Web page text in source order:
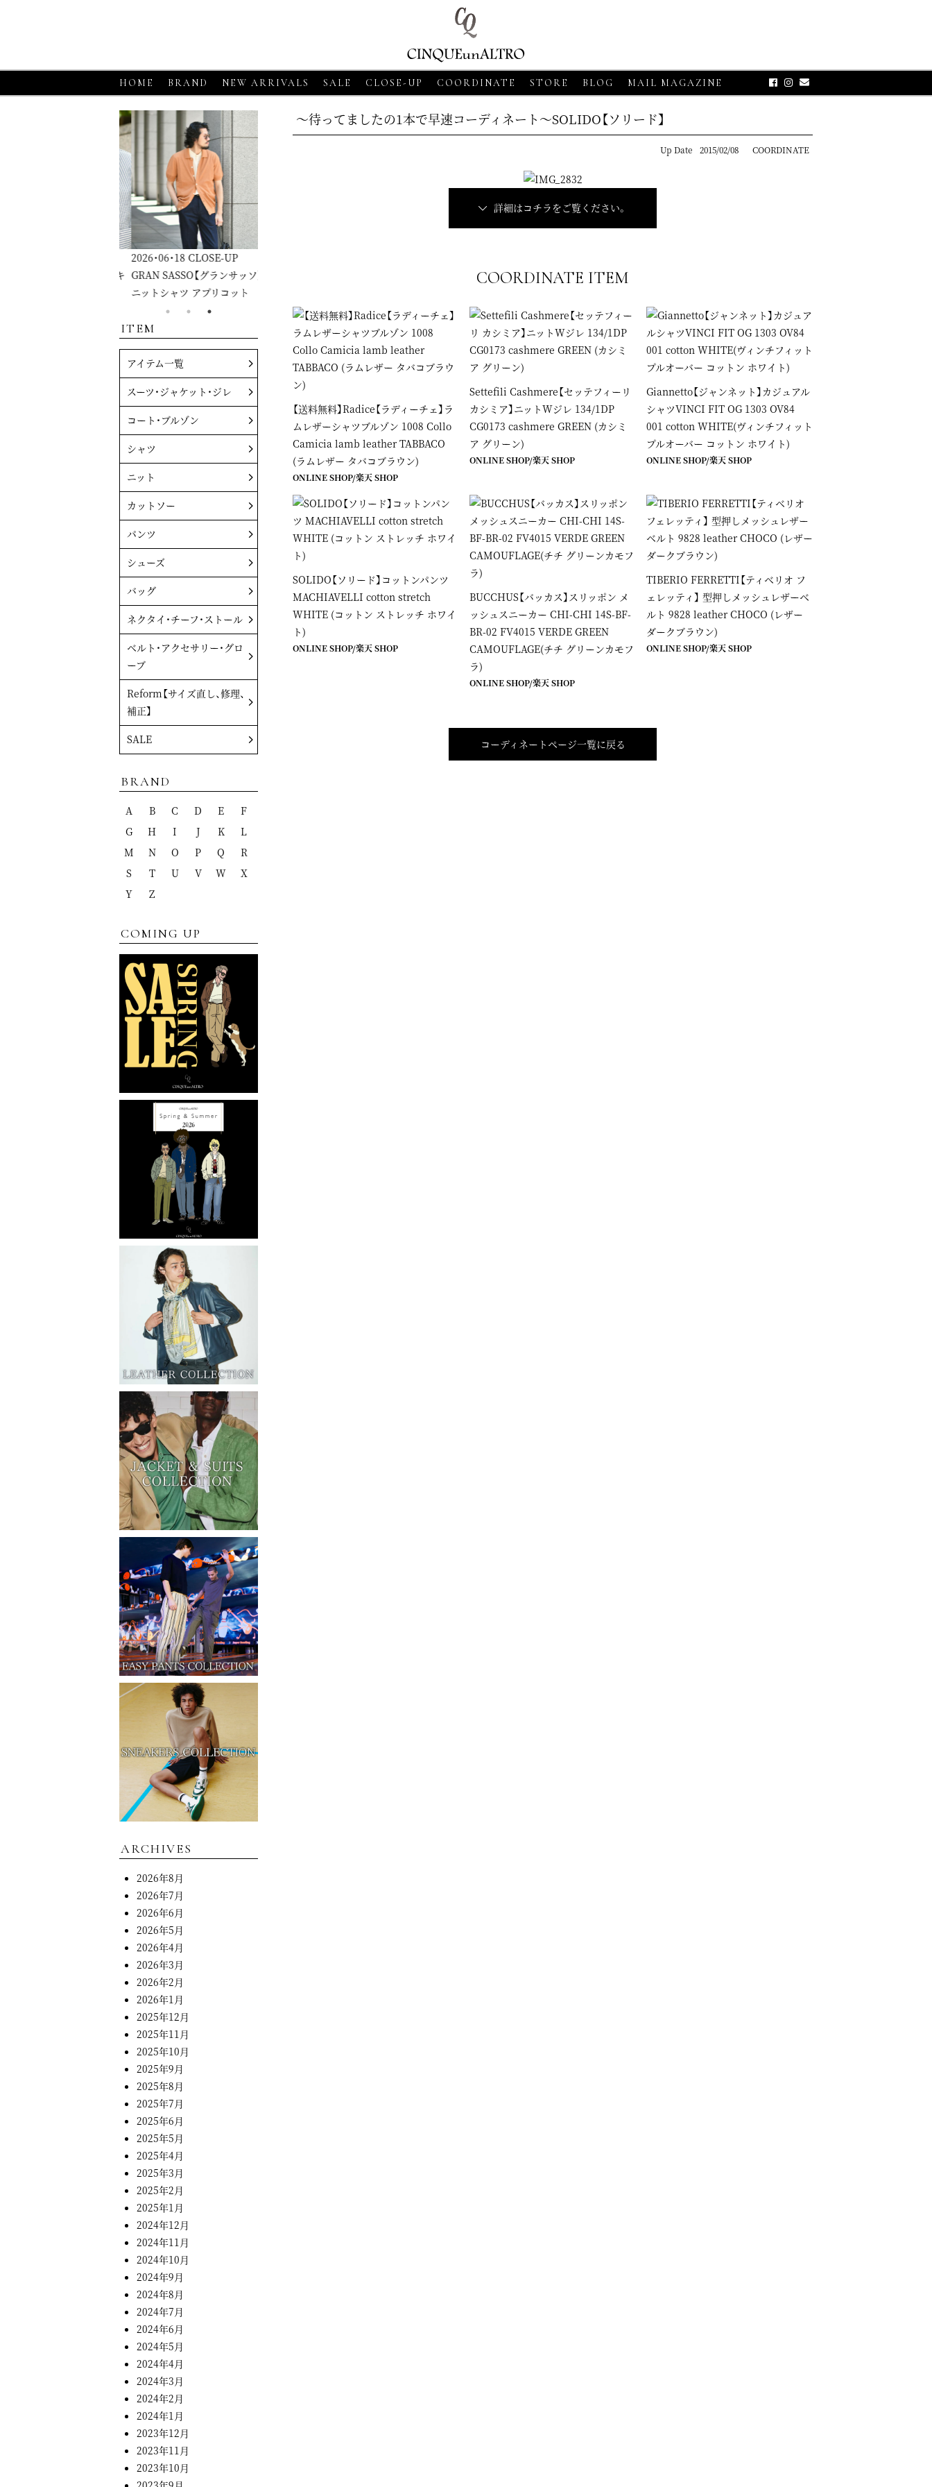
HOME BRAND NEW ARRIVALS SALE CLOSE-UP COORDINATE STORE BLOG MAIL MAGAZINE
～待ってましたの1本で早速コーディネート～SOLIDO【ソリード】
Up Date 2015/02/08 COORDINATE
詳細はコチラをご覧ください。
COORDINATE ITEM
【送料無料】Radice【ラディーチェ】ラ
ムレザーシャツブルゾン 1008 Collo
Camicia lamb leather TABBACO
(ラムレザー タバコブラウン)
ONLINE SHOP/楽天 SHOP
Settefili Cashmere【セッテフィーリ
カシミア】ニットWジレ 134/1DP
CG0173 cashmere GREEN (カシミ
ア グリーン)
ONLINE SHOP/楽天 SHOP
Giannetto【ジャンネット】カジュアル
シャツVINCI FIT OG 1303 OV84
001 cotton WHITE(ヴィンチフィット
プルオーバー コットン ホワイト)
ONLINE SHOP/楽天 SHOP
SOLIDO【ソリード】コットンパンツ
MACHIAVELLI cotton stretch
WHITE (コットン ストレッチ ホワイ
ト)
ONLINE SHOP/楽天 SHOP
BUCCHUS【バッカス】スリッポン メ
ッシュスニーカー CHI-CHI 14S-BF-
BR-02 FV4015 VERDE GREEN
CAMOUFLAGE(チチ グリーンカモフ
ラ)
ONLINE SHOP/楽天 SHOP
TIBERIO FERRETTI【ティベリオ フ
ェレッティ】 型押しメッシュレザーベ
ルト 9828 leather CHOCO (レザー
ダークブラウン)
ONLINE SHOP/楽天 SHOP
コーディネートページ一覧に戻る
2026・06・18 CLOSE-UP
GRAN SASSO【グランサッソ】
ニットシャツ アプリコット
MORGANO【モルガーノ】スキ GRAN SASSO【グランサッソ】
ITEM
アイテム一覧
スーツ・ジャケット・ジレ
コート・ブルゾン
シャツ
ニット
カットソー
パンツ
シューズ
バッグ
ネクタイ・チーフ・ストール
ベルト・アクセサリー・グロ
ーブ
Reform【サイズ直し、修理、
補正】
SALE
BRAND
A B C D E
F
G
H I J K
L
M
N O P Q
R
S
T U V W
X
Y
Z
COMING UP
ARCHIVES
2026年8月
2026年7月
2026年6月
2026年5月
2026年4月
2026年3月
2026年2月
2026年1月
2025年12月
2025年11月
2025年10月
2025年9月
2025年8月
2025年7月
2025年6月
2025年5月
2025年4月
2025年3月
2025年2月
2025年1月
2024年12月
2024年11月
2024年10月
2024年9月
2024年8月
2024年7月
2024年6月
2024年5月
2024年4月
2024年3月
2024年2月
2024年1月
2023年12月
2023年11月
2023年10月